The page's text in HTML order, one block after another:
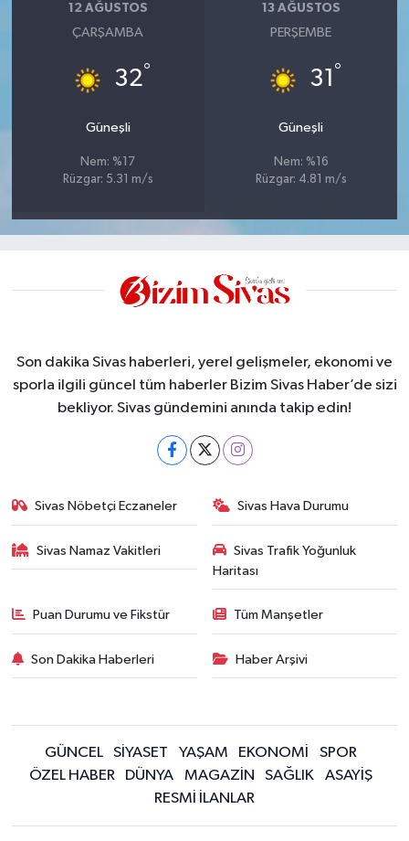
12 AĞUSTOS
ÇARŞAMBA
32°
Güneşli
Nem: %17
Rüzgar: 5.31 m/s
13 AĞUSTOS
PERŞEMBE
31 °
Güneşli
Nem: %16
Rüzgar: 4.81 m/s
Son dakika Sivas haberleri, yerel gelişmeler, ekonomi ve
sporla ilgili güncel tüm haberler Bizim Sivas Haber’de sizi
bekliyor. Sivas gündemini anında takip edin!
Sivas Nöbetçi Eczaneler Sivas Hava Durumu
Sivas Namaz Vakitleri
Sivas Trafik Yoğunluk
Haritası
Puan Durumu ve Fikstür Tüm Manşetler
Son Dakika Haberleri Haber Arşivi
GÜNCEL SİYASET YAŞAM EKONOMİ
SPOR
ÖZEL HABER
DÜNYA MAGAZİN SAĞLIK
ASAYİŞ
RESMİ İLANLAR